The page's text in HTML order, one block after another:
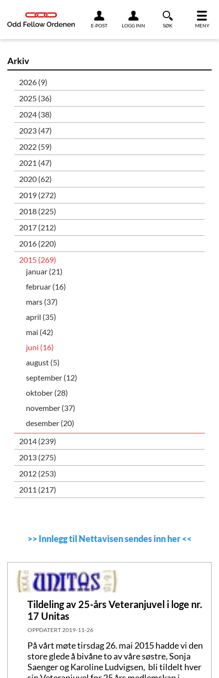
E-POST LOGG INN SØK MENY
>>Innlegg til Nettavisen sendes inn her<<
Tildeling av 25-års Veteranjuvel i loge nr.
17 Unitas
OPPDATERT 2019-11-26
På vårt møte tirsdag 26. mai 2015 hadde vi den
store glede å bivåne to av våre søstre, Sonja
Saenger og Karoline Ludvigsen, bli tildelt hver
Arkiv
2026 (9)
2025 (36)
2024 (38)
2023 (47)
2022 (59)
2021 (47)
2020 (62)
2019 (272)
2018 (225)
2017 (212)
2016 (220)
2015 (269)
januar (21)
februar (16)
mars (37)
april (35)
mai (42)
juni (16)
august (5)
september (12)
oktober (28)
november (37)
desember (20)
2014 (239)
2013 (275)
2012 (253)
2011 (217)